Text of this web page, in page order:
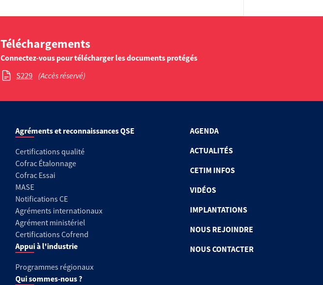
Téléchargements
Connectez-vous pour télécharger les documents protégés
S229 (Accès réservé)
Agréments et reconnaissances QSE
Certifications qualité
Cofrac Étalonnage
Cofrac Essai
MASE
Notifications CE
Agréments internationaux
Agrément ministériel
Certifications Cofrend
Appui à l'industrie
Programmes régionaux
Qui sommes-nous ?
AGENDA
ACTUALITÉS
CETIM INFOS
VIDÉOS
IMPLANTATIONS
NOUS REJOINDRE
NOUS CONTACTER